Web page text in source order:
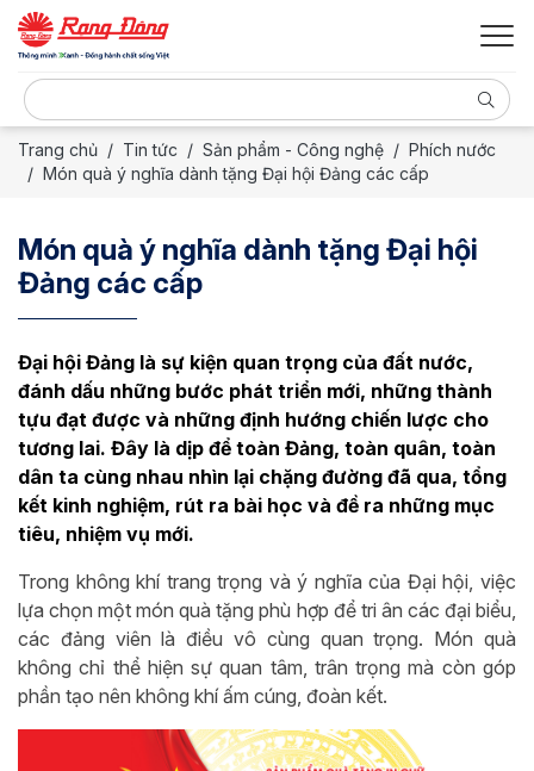
Trang chủ Tin tức Sản phẩm - Công nghệ
Phích nước
Món quà ý nghĩa dành tặng Đại hội Đảng các cấp
Món quà ý nghĩa dành tặng Đại hội
Đảng các cấp
Đại hội Đảng là sự kiện quan trọng của đất nước,
đánh dấu những bước phát triển mới, những thành
tựu đạt được và những định hướng chiến lược cho
tương lai. Đây là dịp để toàn Đảng, toàn quân, toàn
dân ta cùng nhau nhìn lại chặng đường đã qua, tổng
kết kinh nghiệm, rút ra bài học và đề ra những mục
tiêu, nhiệm vụ mới.
Trong không khí trang trọng và ý nghĩa của Đại hội, việc
lựa chọn một món quà tặng phù hợp để tri ân các đại biểu,
các đảng viên là điều vô cùng quan trọng. Món quà
không chỉ thể hiện sự quan tâm, trân trọng mà còn góp
phần tạo nên không khí ấm cúng, đoàn kết.